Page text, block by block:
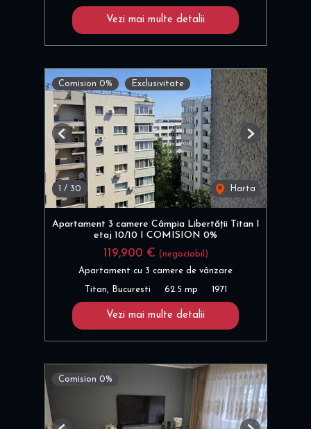
Vezi mai multe detalii
Comision 0% Exclusivitate
/ 30 Harta
Previous Next
Apartament 3 camere Câmpia Libertății Titan I
etaj 10/10 I COMISION 0%
119,900 € (negociabil)
Apartament cu 3 camere de vânzare
Titan, Bucuresti 62.5 mp 1971
Vezi mai multe detalii
Comision 0%